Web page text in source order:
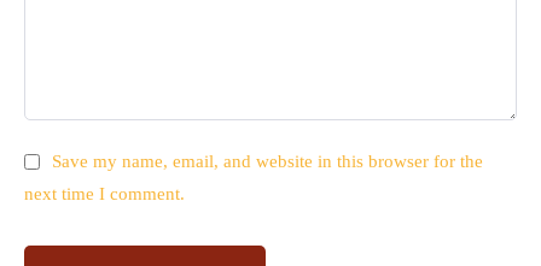
Save my name, email, and website in this browser for the
next time I comment.